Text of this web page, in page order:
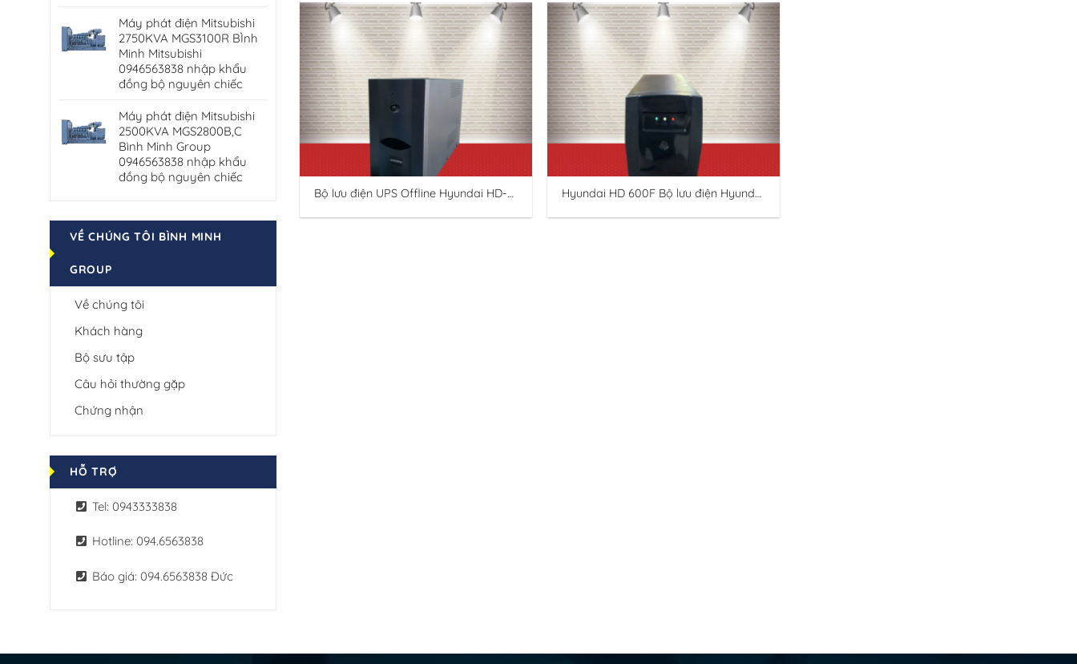
Máy phát điện Mitsubishi
2750KVA MGS3100R BÌnh
Minh Mitsubishi
0946563838 nhập khẩu
đồng bộ nguyên chiếc
Máy phát điện Mitsubishi
2500KVA MGS2800B,C
Bình Minh Group
0946563838 nhập khẩu
đồng bộ nguyên chiếc
VỀ CHÚNG TÔI BÌNH MINH
GROUP
Về chúng tôi
Khách hàng
Bộ sưu tập
Câu hỏi thường gặp
Chứng nhận
HỖ TRỢ
Tel: 0943333838
Hotline: 094.6563838
Báo giá: 094.6563838 Đức
Bộ lưu điện UPS Offline Hyundai HD-
Hyundai HD 600F Bộ lưu điện Hyundai